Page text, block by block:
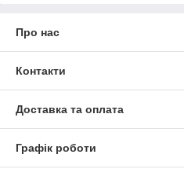
Про нас
Контакти
Доставка та оплата
Графік роботи